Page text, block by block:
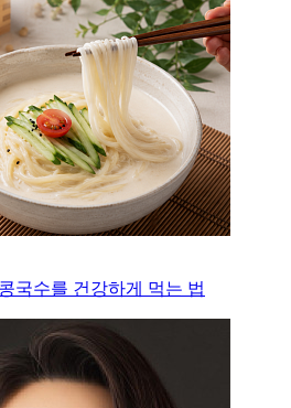
국수를 건강하게 먹는 법